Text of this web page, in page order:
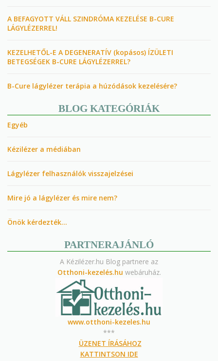
A BEFAGYOTT VÁLL SZINDRÓMA KEZELÉSE B-CURE
LÁGYLÉZERREL!
KEZELHETŐL-E A DEGENERATÍV (kopásos) ÍZÜLETI
BETEGSÉGEK B-CURE LÁGYLÉZERREL?
B-Cure lágylézer terápia a húzódások kezelésére?
BLOG KATEGÓRIÁK
Egyéb
Kézilézer a médiában
Lágylézer felhasználók visszajelzései
Mire jó a lágylézer és mire nem?
Önök kérdezték…
PARTNERAJÁNLÓ
A Kézilézer.hu Blog partnere az
Otthoni-kezelés.hu webáruház.
www.otthoni-kezeles.hu
***
ÜZENET ÍRÁSÁHOZ
KATTINTSON IDE